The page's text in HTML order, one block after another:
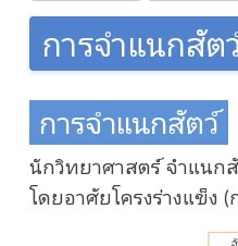
การจำแนกสัต
การจำแนกสัตว์
นักวิทยาศาสตร์ จำแนก
โดยอาศัยโครงร่างแข็ง